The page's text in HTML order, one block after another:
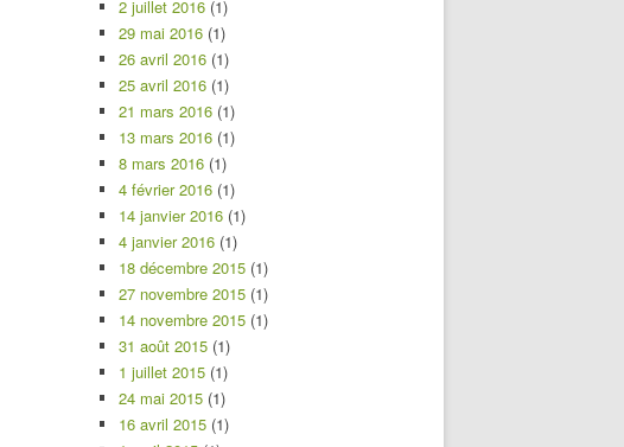
2 juillet 2016 (1)
29 mai 2016 (1)
26 avril 2016 (1)
25 avril 2016 (1)
21 mars 2016 (1)
13 mars 2016 (1)
8 mars 2016 (1)
4 février 2016 (1)
14 janvier 2016 (1)
4 janvier 2016 (1)
18 décembre 2015 (1)
27 novembre 2015 (1)
14 novembre 2015 (1)
31 août 2015 (1)
1 juillet 2015 (1)
24 mai 2015 (1)
16 avril 2015 (1)